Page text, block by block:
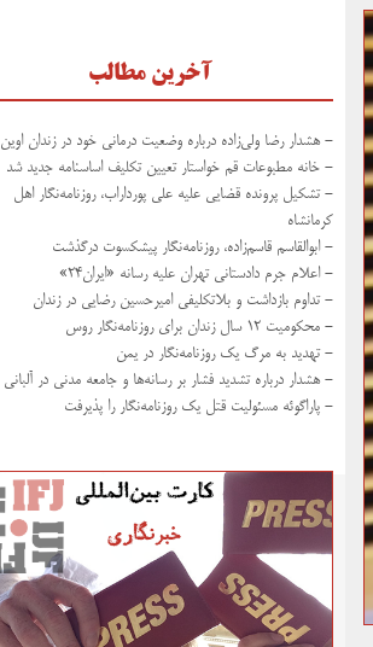
آخرین مطالب
- هشدار رضا ولی‌زاده درباره وضعیت درمانی خود در زندان اوین
- خانه مطبوعات قم خواستار تعیین تکلیف اساسنامه جدید شد
- تشکیل پرونده قضایی علیه علی پورداراب، روزنامه‌نگار اهل
کرمانشاه
- ابوالقاسم قاسم‌زاده، روزنامه‌نگار پیشکسوت درگذشت
- اعلام جرم دادستانی تهران علیه رسانه «ایران۲۴»
- تداوم بازداشت و بلاتکلیفی امیرحسین رضایی در زندان
- محکومیت ۱۲ سال زندان برای روزنامه‌نگار روس
- تهدید به مرگ یک روزنامه‌نگار در یمن
- هشدار درباره تشدید فشار بر رسانه‌ها و جامعه مدنی در آلبانی
- پاراگوئه مسئولیت قتل یک روزنامه‌نگار را پذیرفت